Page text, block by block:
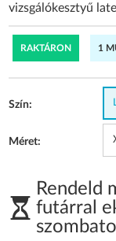
vizsgálókesztyű
RAKTÁRON 1
Szín:
Méret:
Rendeld
futárral